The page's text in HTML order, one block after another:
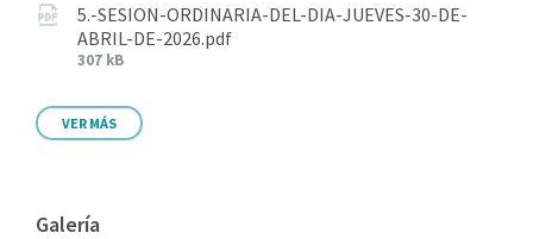
5.-SESION-ORDINARIA-DEL-DIA-JUEVES-30-DE-
ABRIL-DE-2026.pdf
307 kB
VER MÁS
Galería